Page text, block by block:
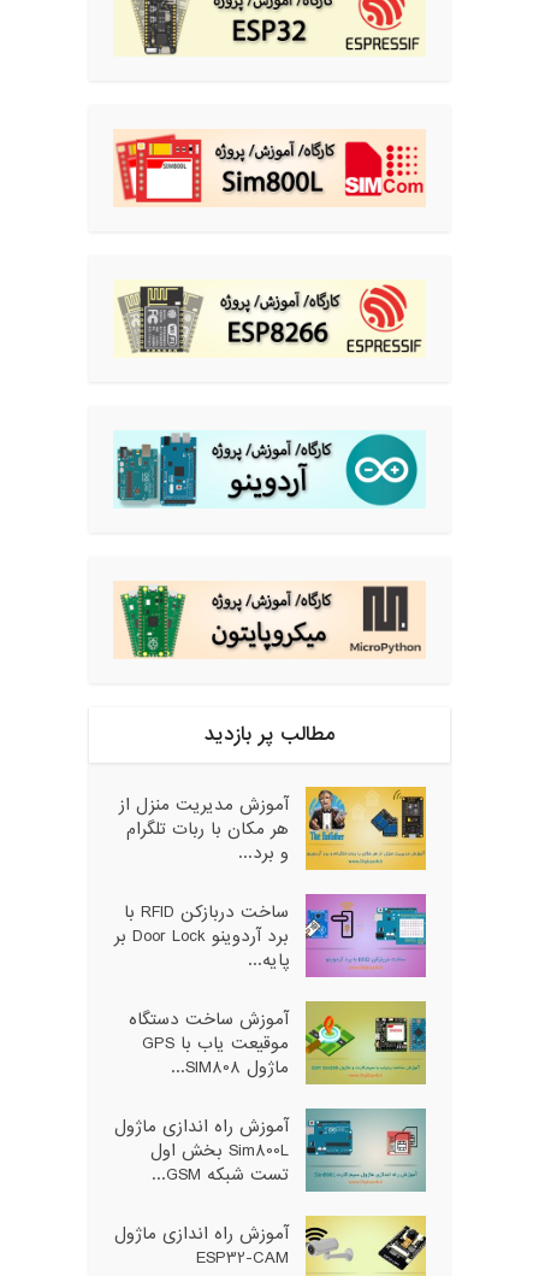
مطالب پر بازدید
آموزش مدیریت منزل از
هر مکان با ربات تلگرام
و برد...
ساخت دربازکن RFID با
برد آردوینو Door Lock بر
پایه...
آموزش ساخت دستگاه
موقیعت یاب با GPS
ماژول SIM808...
آموزش راه اندازی ماژول
Sim800L بخش اول
تست شبکه GSM...
آموزش راه اندازی ماژول
ESP32-CAM